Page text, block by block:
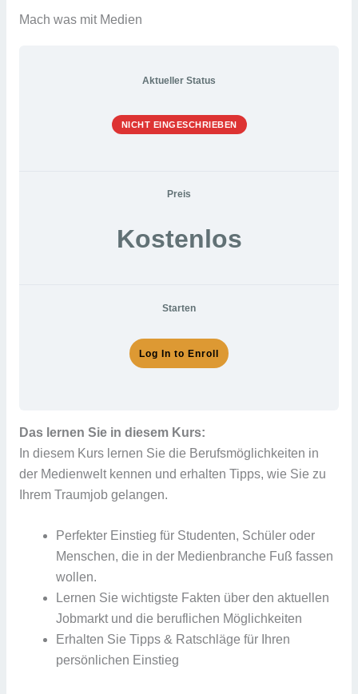
Mach was mit Medien
Aktueller Status
NICHT EINGESCHRIEBEN
Preis
Kostenlos
Starten
Log In to Enroll
Das lernen Sie in diesem Kurs:
In diesem Kurs lernen Sie die Berufsmöglichkeiten in
der Medienwelt kennen und erhalten Tipps, wie Sie zu
Ihrem Traumjob gelangen.
Perfekter Einstieg für Studenten, Schüler oder
Menschen, die in der Medienbranche Fuß fassen
wollen.
Lernen Sie wichtigste Fakten über den aktuellen
Jobmarkt und die beruflichen Möglichkeiten
Erhalten Sie Tipps & Ratschläge für Ihren
persönlichen Einstieg